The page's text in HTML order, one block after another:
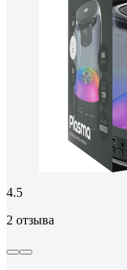
4.5
2 отзыва